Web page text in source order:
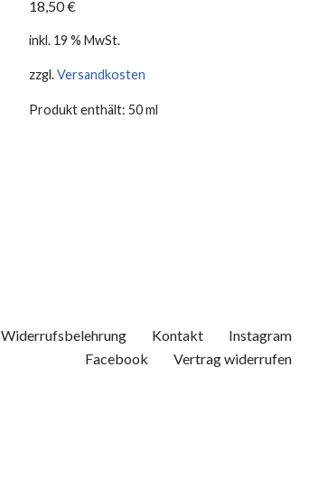
18,50€
inkl. 19 % MwSt.
zzgl.Versandkosten
Produkt enthält: 50ml
Widerrufsbelehrung Kontakt
Instagram
Facebook
Vertrag widerrufen